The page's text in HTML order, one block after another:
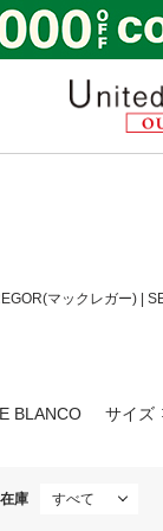
マックレガー)
BLANCO サイズ
在庫